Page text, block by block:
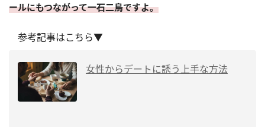
ールにもつながって一石二鳥ですよ。
参考記事はこちら▼
女性からデートに誘う上手な方法